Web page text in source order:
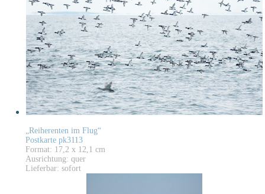
„Reiherenten im Flug“
Postkarte pk3113
Format: 17,2 x 12,1 cm
Ausrichtung: quer
Lieferbar: sofort